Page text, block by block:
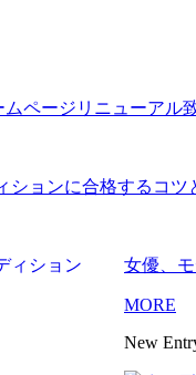
ページリニューアル
ションに合格するコツ
女優、
MORE
New